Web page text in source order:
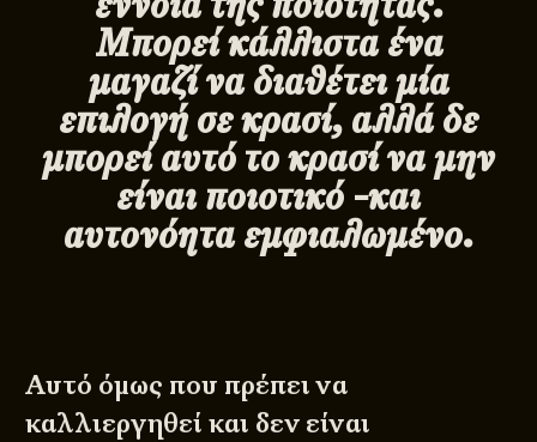
Μπορεί κάλλιστα ένα
μαγαζί να διαθέτει μία
επιλογή σε κρασί, αλλά δε
μπορεί αυτό το κρασί να μην
είναι ποιοτικό -και
αυτονόητα εμφιαλωμένο.
Αυτό όμως που πρέπει να
καλλιεργηθεί και δεν είναι